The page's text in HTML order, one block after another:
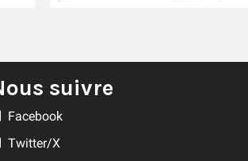
suivre
Facebook
Twitter/X